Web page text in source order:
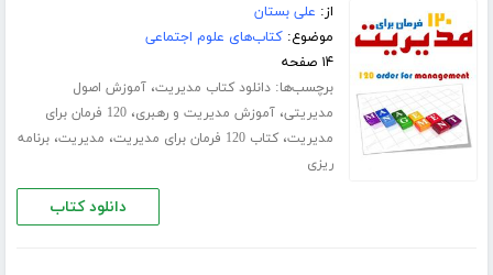
از: علی بستان
موضوع:کتاب‌های علوم اجتماعی
۱۴ صفحه
برچسب‌ها:دانلود کتاب مدیریت،آموزش اصول
مدیریتی،آموزش مدیریت و رهبری،
120 فرمان برای
مدیریت،کتاب 120 فرمان برای مدیریت ، مدیریت،برنامه
ریزی
دانلود کتاب